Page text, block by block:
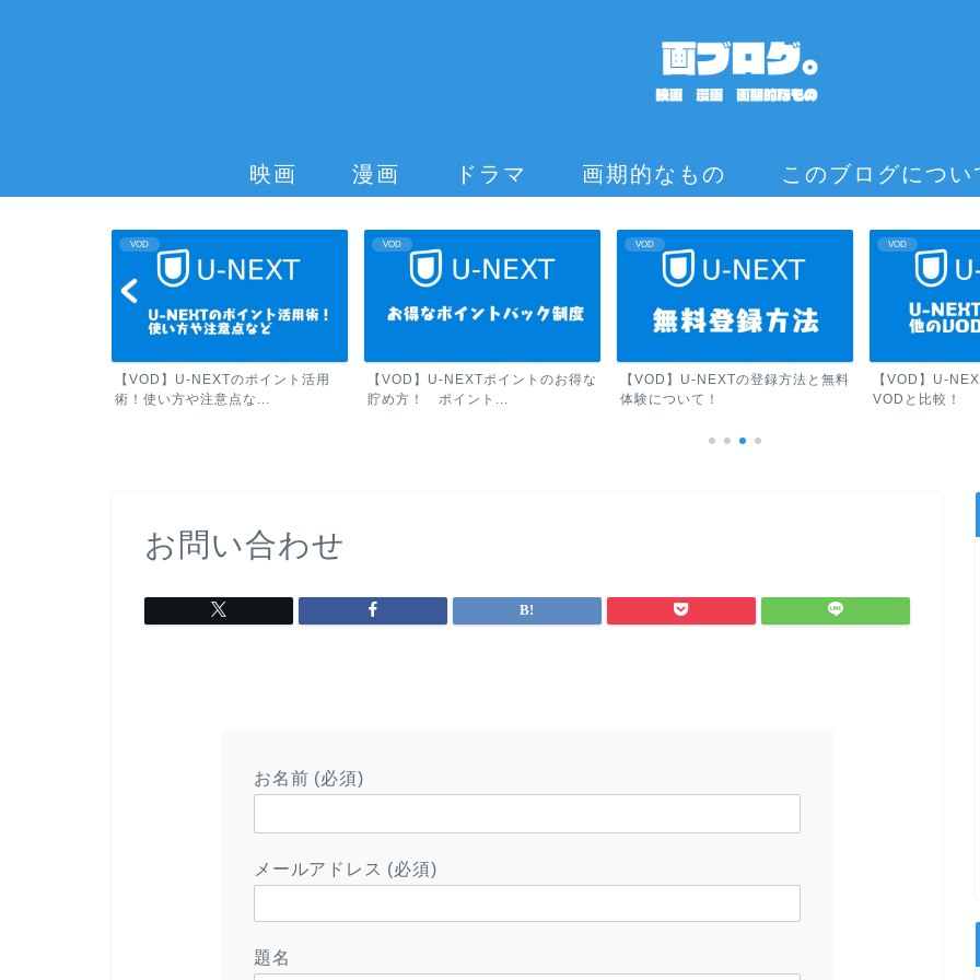
映画 漫画 ドラマ 画期的なもの このブログについ
VOD
【VOD】U-NEXTのポイント活用
術！使い方や注意点な...
VOD
【VOD】U-NEXTポイントのお得な
貯め方！ ポイント...
VOD
【VOD】U-NEXTの登録方法と無料
体験について！
VOD
【VOD】U-
VODと比較！
お問い合わせ
お名前 (必須)
メールアドレス (必須)
題名